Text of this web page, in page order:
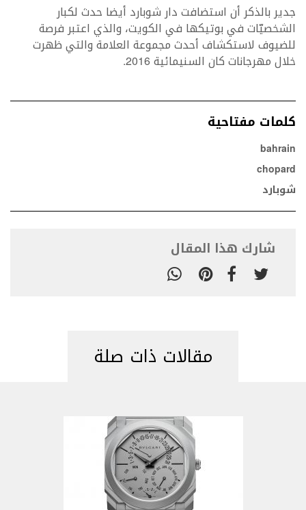
جدير بالذكر أن استضافت دار شوبارد أيضا حدث لكبار
الشخصيّات في بوتيكها في الكويت، والذي اعتبر فرصة
للضيوف لاستكشاف أحدث مجموعة العلامة والتي ظهرت
خلال مهرجانات كان السنيمائية 2016.
كلمات مفتاحية
bahrain
chopard
شوبارد
شارك هذا المقال
مقالات ذات صلة